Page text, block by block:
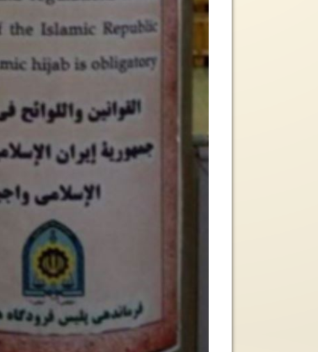
““De niña pensaba que una vida
sin amor no valía la pena. Ojalá
Alianza
La decisión para la